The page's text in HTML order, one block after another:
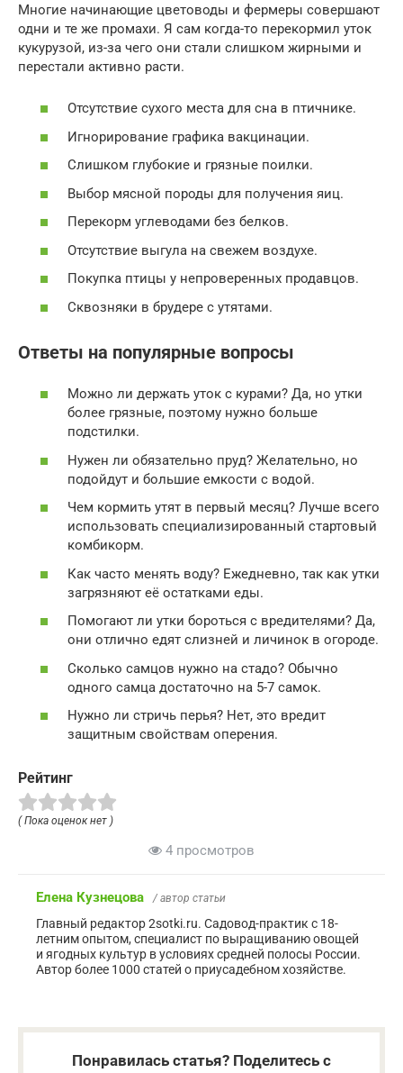
Многие начинающие цветоводы и фермеры совершают
одни и те же промахи. Я сам когда-то перекормил уток
кукурузой, из-за чего они стали слишком жирными и
перестали активно расти.
Отсутствие сухого места для сна в птичнике.
Игнорирование графика вакцинации.
Слишком глубокие и грязные поилки.
Выбор мясной породы для получения яиц.
Перекорм углеводами без белков.
Отсутствие выгула на свежем воздухе.
Покупка птицы у непроверенных продавцов.
Сквозняки в брудере с утятами.
Ответы на популярные вопросы
Можно ли держать уток с курами? Да, но утки
более грязные, поэтому нужно больше
подстилки.
Нужен ли обязательно пруд? Желательно, но
подойдут и большие емкости с водой.
Чем кормить утят в первый месяц? Лучше всего
использовать специализированный стартовый
комбикорм.
Как часто менять воду? Ежедневно, так как утки
загрязняют её остатками еды.
Помогают ли утки бороться с вредителями? Да,
они отлично едят слизней и личинок в огороде.
Сколько самцов нужно на стадо? Обычно
одного самца достаточно на 5-7 самок.
Нужно ли стричь перья? Нет, это вредит
защитным свойствам оперения.
Рейтинг
( Пока оценок нет )
4 просмотров
Елена Кузнецова / автор статьи
Главный редактор 2sotki.ru. Садовод-практик с 18-
летним опытом, специалист по выращиванию овощей
и ягодных культур в условиях средней полосы России.
Автор более 1000 статей о приусадебном хозяйстве.
Понравилась статья? Поделитесь с